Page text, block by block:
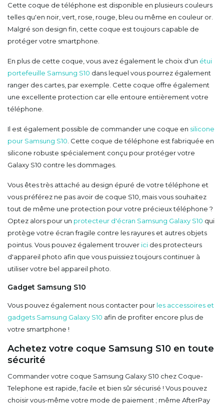
Cette coque de téléphone est disponible en plusieurs couleurs
telles qu'en noir, vert, rose, rouge, bleu ou même en couleur or.
Malgré son design fin, cette coque est toujours capable de
protéger votre smartphone.
En plus de cette coque, vous avez également le choix d'un étui
portefeuille Samsung S10 dans lequel vous pourrez également
ranger des cartes, par exemple. Cette coque offre également
une excellente protection car elle entoure entièrement votre
téléphone.
Il est également possible de commander une coque en silicone
pour Samsung S10 . Cette coque de téléphone est fabriquée en
silicone robuste spécialement conçu pour protéger votre
Galaxy S10 contre les dommages.
Vous êtes très attaché au design épuré de votre téléphone et
vous préférez ne pas avoir de coque S10, mais vous souhaitez
tout de même une protection pour votre précieux téléphone ?
Optez alors pour un protecteur d'écran Samsung Galaxy S10 qui
protège votre écran fragile contre les rayures et autres objets
pointus. Vous pouvez également trouver ici des protecteurs
d'appareil photo afin que vous puissiez toujours continuer à
utiliser votre bel appareil photo.
Gadget Samsung S10
Vous pouvez également nous contacter pour les accessoires et
gadgets Samsung Galaxy S10 afin de profiter encore plus de
votre smartphone !
Achetez votre coque Samsung S10 en toute
sécurité
Commander votre coque Samsung Galaxy S10 chez Coque-
Telephone est rapide, facile et bien sûr sécurisé ! Vous pouvez
choisir vous-même votre mode de paiement ; même AfterPay